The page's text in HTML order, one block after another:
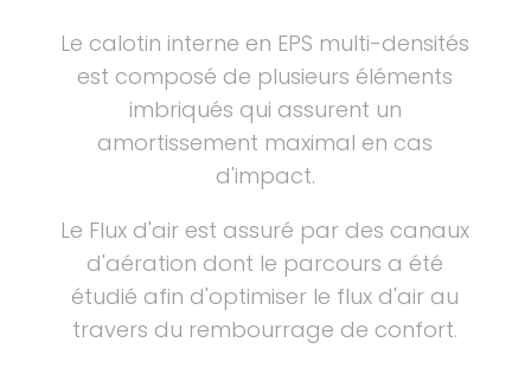
Le calotin interne en EPS multi-densités
est composé de plusieurs éléments
imbriqués qui assurent un
amortissement maximal en cas
d'impact.
Le Flux d'air est assuré par des canaux
d'aération dont le parcours a été
étudié afin d'optimiser le flux d'air au
travers du rembourrage de confort.